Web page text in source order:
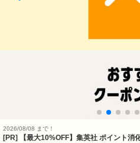
2026/08/08 まで！
[PR] 【最大10%OFF】集英社 ポイント消